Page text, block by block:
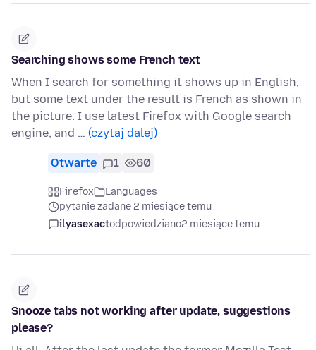
Searching shows some French text
When I search for something it shows up in English,
but some text under the result is French as shown in
the picture. I use latest Firefox with Google search
engine, and … (czytaj dalej)
Otwarte 1 60
Firefox
Languages
pytanie zadane 2 miesiące temu
ilyasexactodpowiedziano2 miesiące temu
Snooze tabs not working after update, suggestions
please?